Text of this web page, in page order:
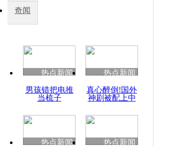
秀
奇闻
热点新闻
男孩错把电推
当梳子
热点新闻
真心醉倒!国外
神剧被配上中
热点新闻
热点新闻